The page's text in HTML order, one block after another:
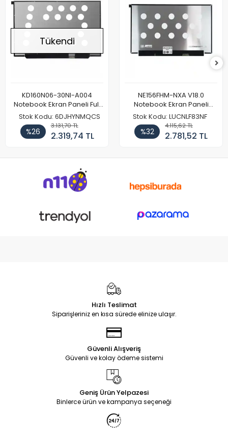
Tükendi
KD160N06-30NI-A004
Notebook Ekran Paneli Full
HD
Stok Kodu: 6DJHYNMQCS
%26
3.131,70 TL
2.319,74 TL
NE156FHM-NXA V18.0
Notebook Ekran Paneli
144Hz
Stok Kodu: LUCNLF83NF
%32
4.115,62 TL
2.781,52 TL
Hızlı Teslimat
Siparişleriniz en kısa sürede elinize ulaşır.
Güvenli Alışveriş
Güvenli ve kolay ödeme sistemi
Geniş Ürün Yelpazesi
Binlerce ürün ve kampanya seçeneği